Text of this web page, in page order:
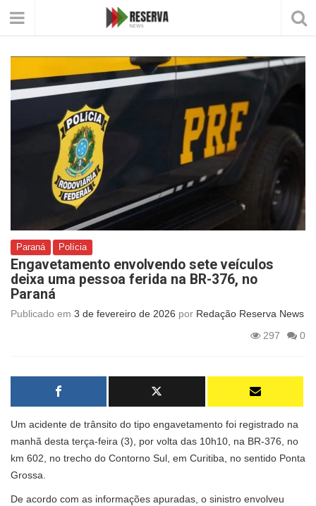
Paraná Polícia
Engavetamento envolvendo sete veículos
deixa uma pessoa ferida na BR-376, no
Paraná
Publicado em 3 de fevereiro de 2026 por Redação Reserva News
297
0
Um acidente de trânsito do tipo engavetamento foi registrado na
manhã desta terça-feira (3), por volta das 10h10, na BR-376, no
km 602, no trecho do Contorno Sul, em Curitiba, no sentido Ponta
Grossa.
De acordo com as informações apuradas, o sinistro envolveu